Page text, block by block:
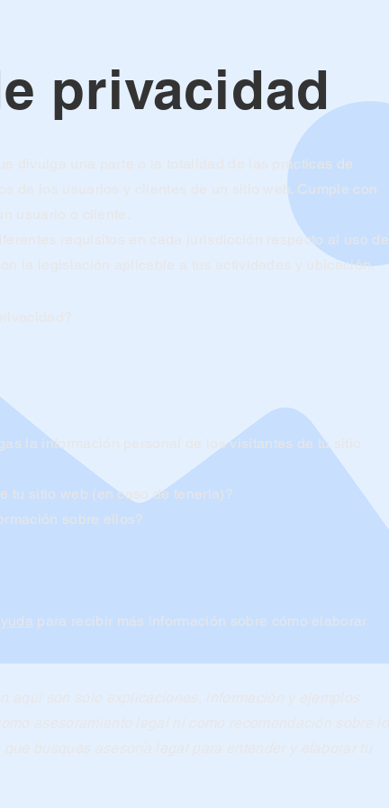
privacidad
divulga una parte o la totalidad de las prácticas de
de los usuarios y clientes de un sitio web. Cumple con
usuario o cliente.
requisitos en cada jurisdicción respecto al uso de
la legislación aplicable a tus actividades y ubicación.
la información personal de los visitantes de tu sitio
tu sitio web (en caso de tenerla)?
sobre ellos?
para recibir más información sobre cómo elaborar
aquí son solo explicaciones, información y ejemplos
asesoramiento legal ni como recomendación sobre lo
busques asesoría legal para entender y elaborar tu